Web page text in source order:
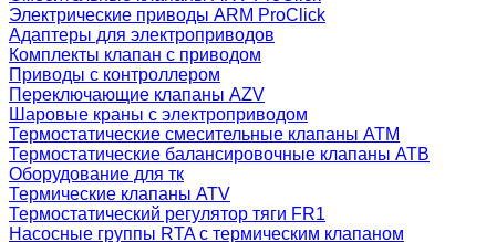
Электрические приводы ARM ProClick
Адаптеры для электроприводов
Комплекты клапан с приводом
Приводы с контроллером
Переключающие клапаны AZV
Шаровые краны с электроприводом
Термостатические смесительные клапаны ATM
Термостатические балансировочные клапаны ATB
Оборудование для тк
Термические клапаны ATV
Термостатический регулятор тяги FR1
Насосные группы RTA с термическим клапаном